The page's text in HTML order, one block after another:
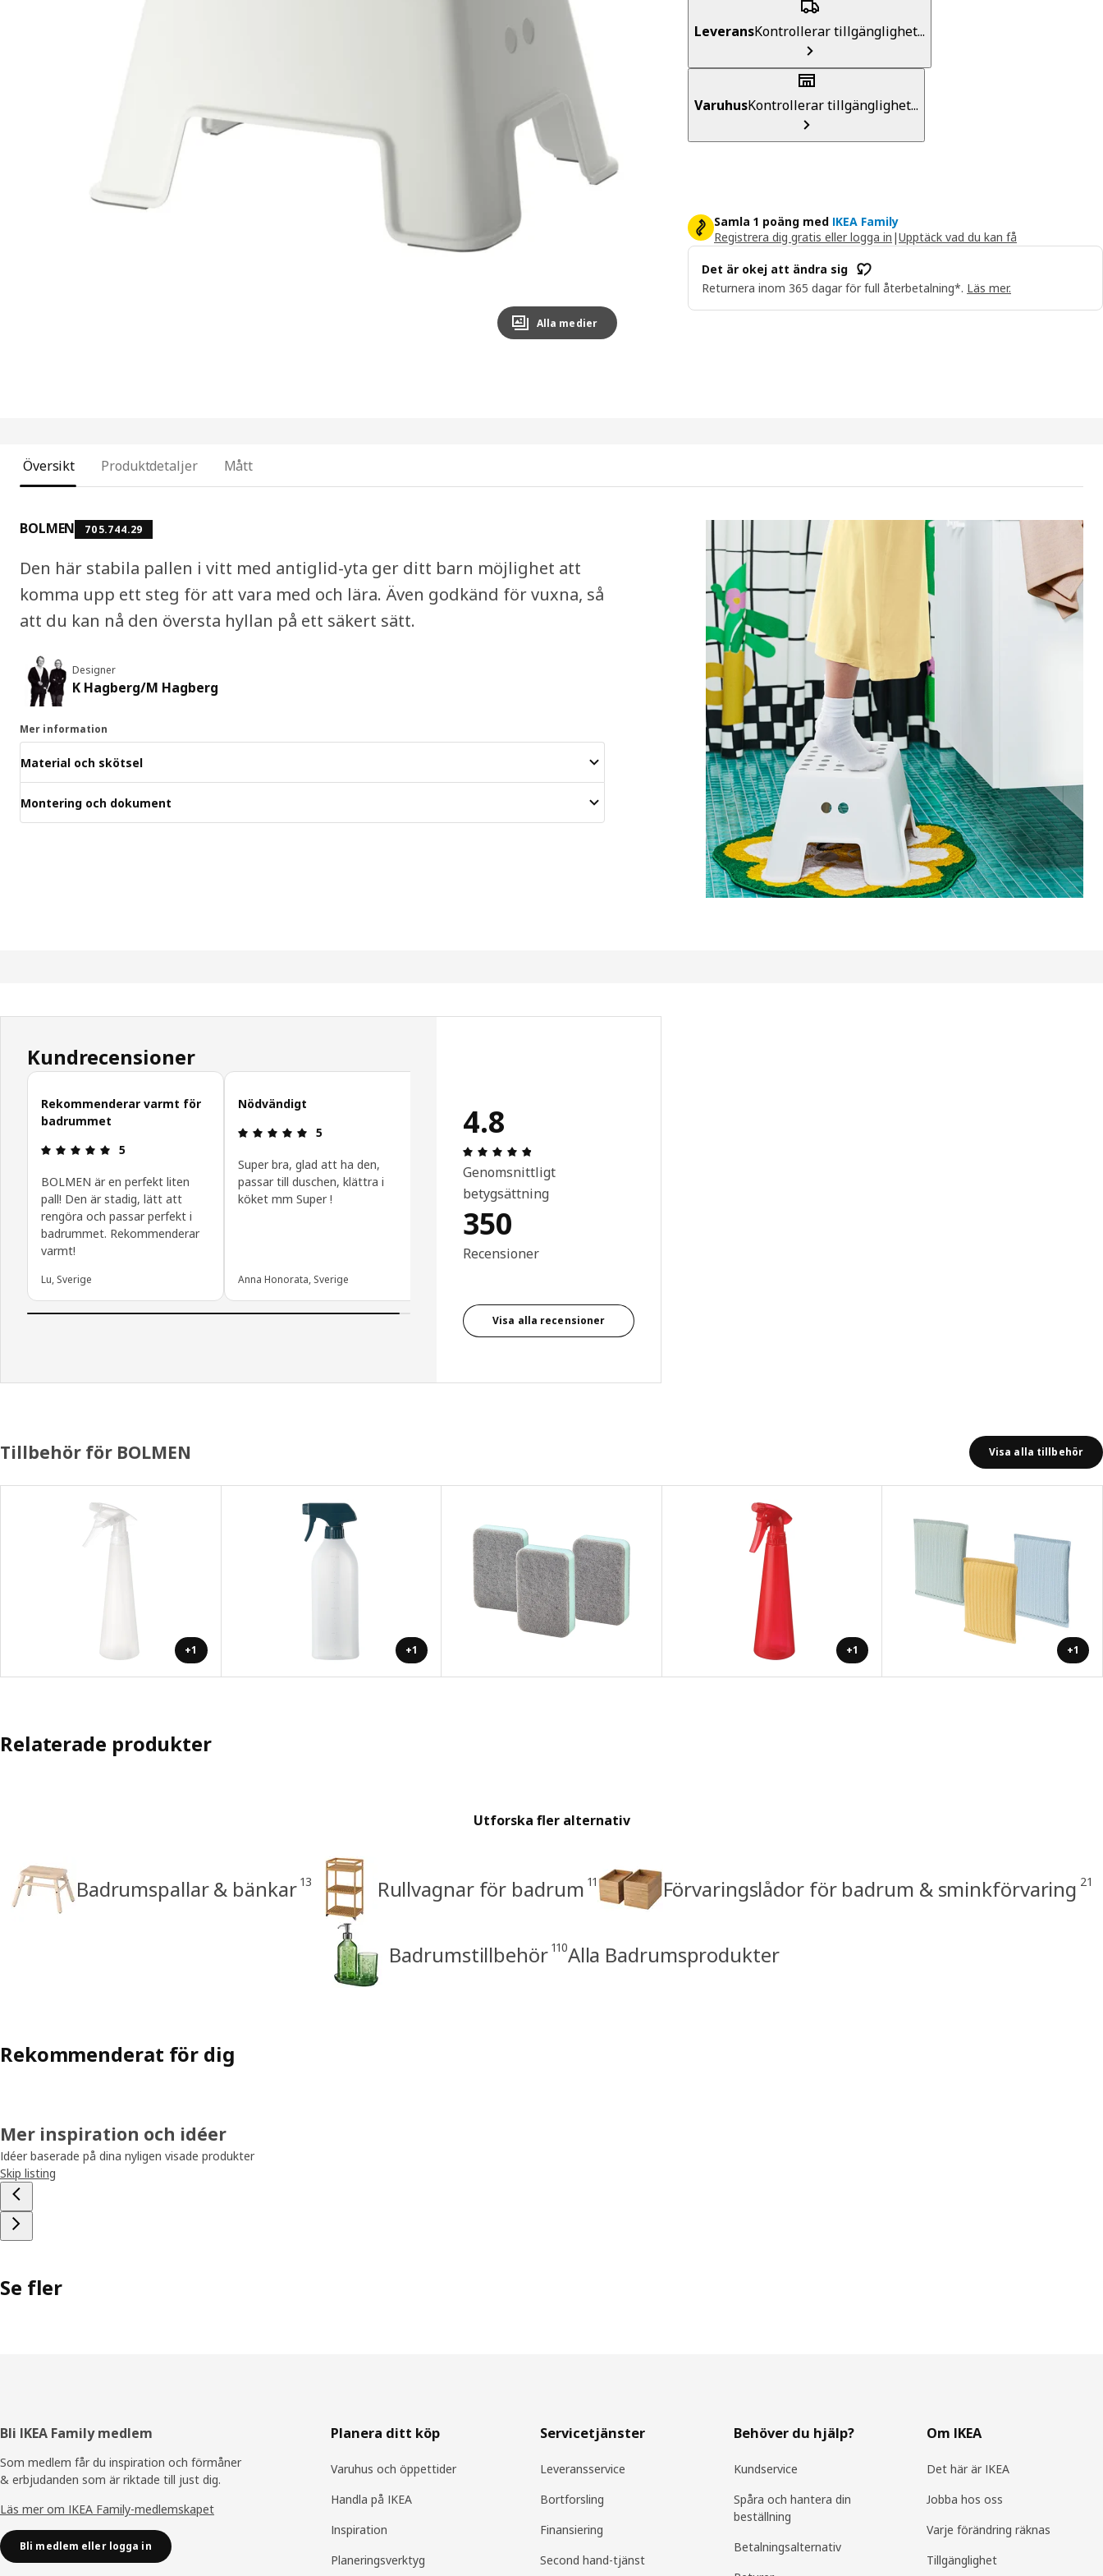
Alla medier
LeveransKontrollerar tillgänglighet...
VaruhusKontrollerar tillgänglighet...
Samla 1 poäng med IKEA Family
Registrera dig gratis eller logga in |Upptäck vad du kan få
Det är okej att ändra sig
Returnera inom 365 dagar för full återbetalning*. Läs mer.
Översikt Produktdetaljer Mått
BOLMEN 705.744.29
Den här stabila pallen i vitt med antiglid-yta ger ditt barn möjlighet att
komma upp ett steg för att vara med och lära. Även godkänd för vuxna, så
att du kan nå den översta hyllan på ett säkert sätt.
Designer
K Hagberg/M Hagberg
Mer information
Material och skötsel
Montering och dokument
Kundrecensioner
Hoppa över kundrecensioner
Rekommenderar varmt för
badrummet
Recension: 5 / 5 stjärnor.
5
BOLMEN är en perfekt liten
pall! Den är stadig, lätt att
rengöra och passar perfekt i
badrummet. Rekommenderar
varmt!
Lu, Sverige
Nödvändigt
Recension: 5 / 5 stjärnor.
5
Super bra, glad att ha den,
passar till duschen, klättra i
köket mm Super !
Anna Honorata, Sverige
4.8
Genomsnittligt
betygsättning
350
Recensioner
Visa alla recensioner
Tillbehör för BOLMEN Visa alla tillbehör
+1 +1 +1 +1
Relaterade produkter
Utforska fler alternativ
Badrumspallar & bänkar 13 Rullvagnar för badrum 11 Förvaringslådor för badrum & sminkförvaring 21
Badrumstillbehör 110Alla Badrumsprodukter
Rekommenderat för dig
Mer inspiration och idéer
Idéer baserade på dina nyligen visade produkter
Skip listing
Se fler
Sidfot
Bli IKEA Family medlem
Som medlem får du inspiration och förmåner
& erbjudanden som är riktade till just dig.
Läs mer om IKEA Family-medlemskapet
Bli medlem eller logga in
Planera ditt köp
Varuhus och öppettider
Handla på IKEA
Inspiration
Planeringsverktyg
Servicetjänster
Leveransservice
Bortforsling
Finansiering
Second hand-tjänst
Behöver du hjälp?
Kundservice
Spåra och hantera din
beställning
Betalningsalternativ
Om IKEA
Det här är IKEA
Jobba hos oss
Varje förändring räknas
Tillgänglighet